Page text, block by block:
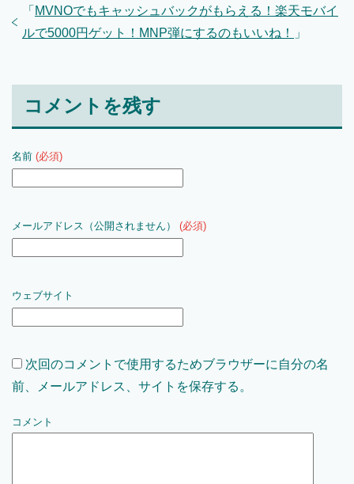
「 MVNOでもキャッシュバックがもらえる！楽天モバイ
ルで5000円ゲット！MNP弾にするのもいいね！
」
コメントを残す
名前 (必須)
メールアドレス（公開されません） (必須)
ウェブサイト
次回のコメントで使用するためブラウザーに自分の名
前、メールアドレス、サイトを保存する。
コメント